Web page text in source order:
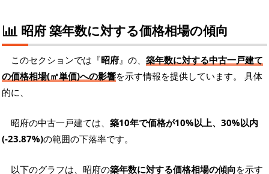
昭府 築年数に対する価格相場の傾向
このセクションでは『昭府』の、 築年数に対する中古一戸建て
の価格相場(㎡単価)への影響を示す情報を提供しています。 具体
的に、
昭府の中古一戸建ては、 築10年で価格が10%以上、30%以内
(-23.87%)の範囲の下落率です。
以下のグラフは、昭府の築年数に対する価格相場の傾向を示す